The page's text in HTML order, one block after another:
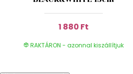
1 880 Ft
RAKTÁRON - azonnal kiszállítjuk